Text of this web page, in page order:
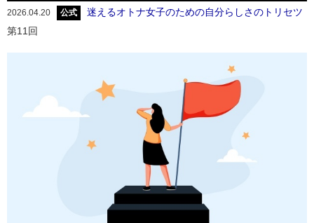
2026.04.20 公式
迷えるオトナ女子のための自分らしさのトリセツ
第11回